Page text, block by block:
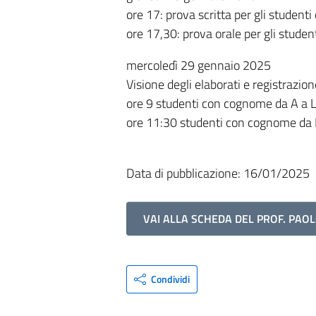
ore 17: prova scritta per gli
ore 17,30: prova orale per gli
mercoledì 29 gennaio 2025
Visione degli elaborati e
ore 9 studenti con cognome da A a L
ore 11:30 studenti con cognome da
Data di pubblicazione: 16/01/2025
VAI ALLA SCHEDA DEL PROF.
Condividi